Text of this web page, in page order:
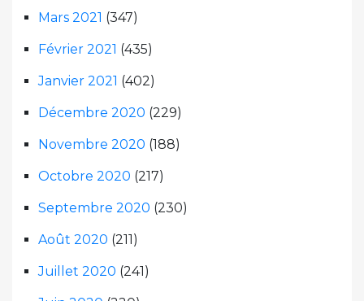
Mars 2021 (347)
Février 2021 (435)
Janvier 2021 (402)
Décembre 2020 (229)
Novembre 2020 (188)
Octobre 2020 (217)
Septembre 2020 (230)
Août 2020 (211)
Juillet 2020 (241)